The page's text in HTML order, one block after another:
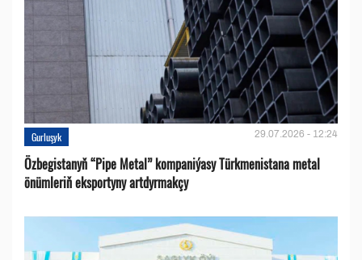
Gurluşyk 29.07.2026 - 12:24
Özbegistanyň “Pipe Metal” kompaniýasy Türkmenistana metal
önümleriň eksportyny artdyrmakçy